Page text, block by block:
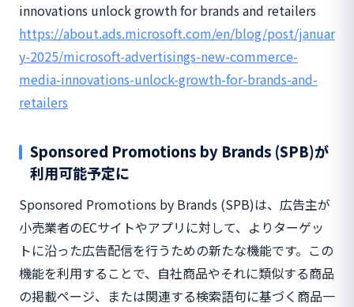
innovations unlock growth for brands and retailers
https://about.ads.microsoft.com/en/blog/post/januar
y-2025/microsoft-advertisings-new-commerce-
media-innovations-unlock-growth-for-brands-and-
retailers
Sponsored Promotions by Brands (SPB)が
利用可能予定に
Sponsored Promotions by Brands (SPB)は、広告主が
小売業者のECサイトやアプリに対して、よりターゲッ
トに沿った広告配信を行うための新たな機能です。この
機能を利用することで、自社商品やそれに類似する商品
の掲載ページ、または関連する検索語句に基づく商品一